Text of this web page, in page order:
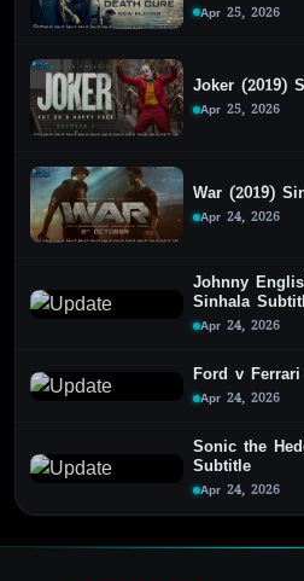
Apr 25, 2026
Joker (2019)
Apr 25, 2026
War (2019)
Apr 24, 2026
Johnny
Sinhala
Apr 24, 2026
Ford v
Apr 24, 2026
Sonic the
Subtitle
Apr 24, 2026